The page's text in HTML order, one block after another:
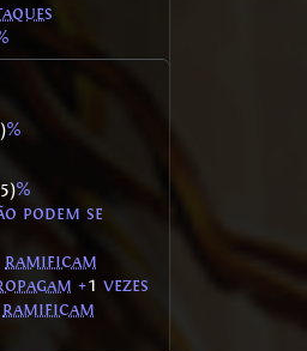
%
%
podem se
ramificam
+1 vezes
ramificam